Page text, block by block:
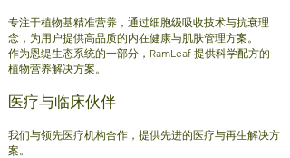
专注于植物基精准营养，通过细胞级吸收技术与抗衰理
念，为用户提供高品质的内在健康与肌肤管理方案。
作为恩缇生态系统的一部分，RamLeaf 提供科学配方的
植物营养解决方案。
医疗与临床伙伴
我们与领先医疗机构合作，提供先进的医疗与再生解决方
案。